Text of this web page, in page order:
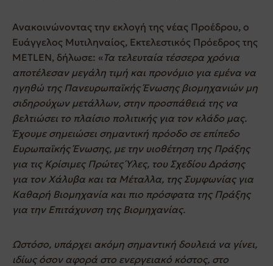
Ανακοινώνοντας την εκλογή της νέας Προέδρου, ο
Ευάγγελος Μυτιληναίος, Εκτελεστικός Πρόεδρος της
METLEN, δήλωσε: « Τα τελευταία τέσσερα χρόνια
αποτέλεσαν μεγάλη τιμή και προνόμιο για εμένα να
ηγηθώ της Πανευρωπαϊκής Ένωσης βιομηχανιών μη
σιδηρούχων μετάλλων, στην προσπάθειά της να
βελτιώσει το πλαίσιο πολιτικής για τον κλάδο μας.
Έχουμε σημειώσει σημαντική πρόοδο σε επίπεδο
Ευρωπαϊκής Ένωσης, με την υιοθέτηση της Πράξης
για τις Κρίσιμες Πρώτες Ύλες, του Σχεδίου Δράσης
για τον Χάλυβα και τα Μέταλλα, της Συμφωνίας για
Καθαρή Βιομηχανία και πιο πρόσφατα της Πράξης
για την Επιτάχυνση της Βιομηχανίας.
Ωστόσο, υπάρχει ακόμη σημαντική δουλειά να γίνει,
ιδίως όσον αφορά στο ενεργειακό κόστος, στο